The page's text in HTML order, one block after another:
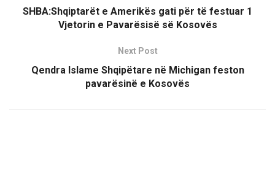
SHBA:Shqiptarët e Amerikës gati për të festuar 1
Vjetorin e Pavarësisë së Kosovës
Next Post
Qendra Islame Shqipëtare në Michigan feston
pavarësinë e Kosovës